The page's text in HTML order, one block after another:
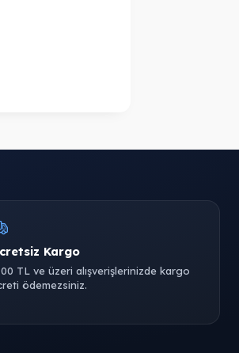
Kargo
TL ve üzeri alışverişlerinizde kargo
ödemezsiniz.